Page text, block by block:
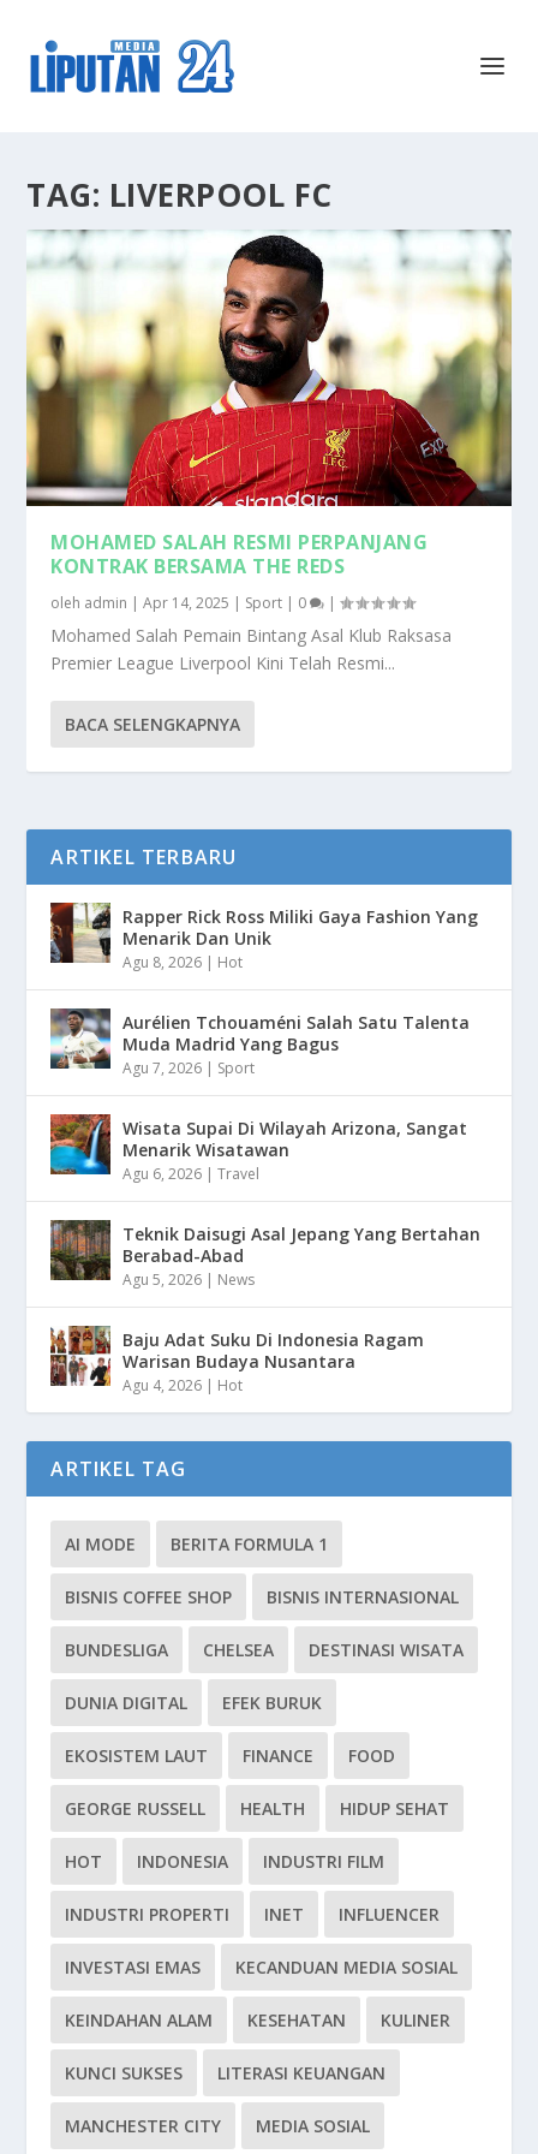
TAG: LIVERPOOL FC
MOHAMED SALAH RESMI PERPANJANG
KONTRAK BERSAMA THE REDS
oleh admin |Apr 14, 2025 | Sport | 0 |
Mohamed Salah Pemain Bintang Asal Klub Raksasa
Premier League Liverpool Kini Telah Resmi...
BACA SELENGKAPNYA
ARTIKEL TERBARU
Rapper Rick Ross Miliki Gaya Fashion Yang
Menarik Dan Unik
Agu 8, 2026 | Hot
Aurélien Tchouaméni Salah Satu Talenta
Muda Madrid Yang Bagus
Agu 7, 2026 | Sport
Wisata Supai Di Wilayah Arizona, Sangat
Menarik Wisatawan
Agu 6, 2026 |Travel
Teknik Daisugi Asal Jepang Yang Bertahan
Berabad-Abad
Agu 5, 2026 | News
Baju Adat Suku Di Indonesia Ragam
Warisan Budaya Nusantara
Agu 4, 2026 | Hot
ARTIKEL TAG
AI MODE BERITA FORMULA 1
BISNIS COFFEE SHOP BISNIS INTERNASIONAL
BUNDESLIGA CHELSEA DESTINASI WISATA
DUNIA DIGITAL EFEK BURUK
EKOSISTEM LAUT FINANCE FOOD
GEORGE RUSSELL HEALTH HIDUP SEHAT
HOT INDONESIA INDUSTRI FILM
INDUSTRI PROPERTI INET INFLUENCER
INVESTASI EMAS KECANDUAN MEDIA SOSIAL
KEINDAHAN ALAM KESEHATAN KULINER
KUNCI SUKSES LITERASI KEUANGAN
MANCHESTER CITY MEDIA SOSIAL